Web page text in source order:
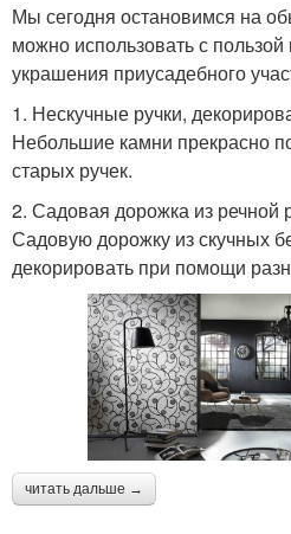
Мы сегодня остановимся на
можно использовать с пользой
украшения приусадебного
1. Нескучные ручки,
Небольшие камни прекрасно
старых ручек.
2. Садовая дорожка из речной
Садовую дорожку из скучных
декорировать при помощи
читать дальше →